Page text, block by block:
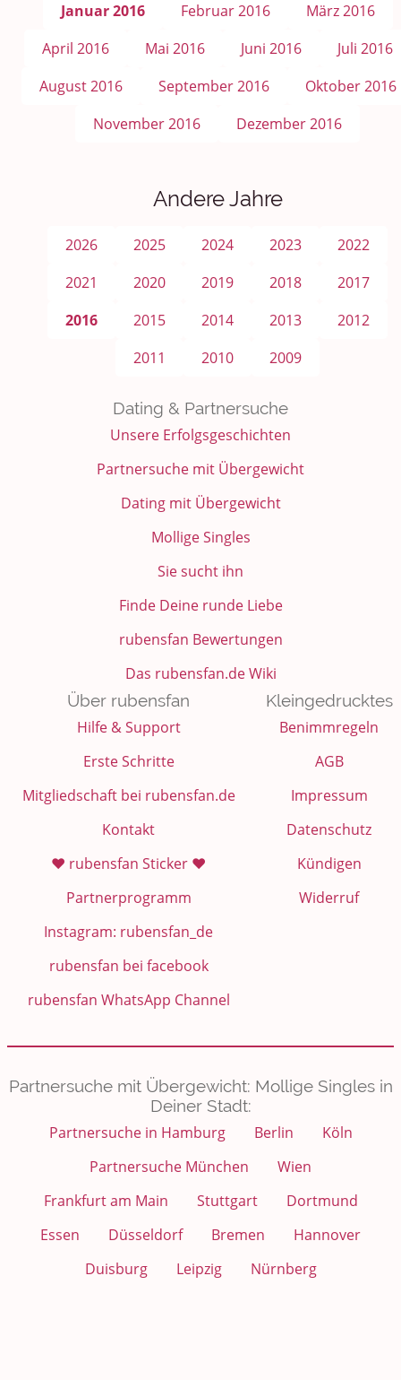
Januar 2016 Februar 2016
März 2016
April 2016
Mai 2016 Juni 2016
Juli 2016
August 2016
September 2016
Oktober 2016
November 2016
Dezember 2016
Andere Jahre
2026 2025 2024 2023
2022
2021
2020 2019 2018
2017
2016
2015 2014 2013
2012
2011
2010 2009
Dating & Partnersuche
Unsere Erfolgsgeschichten
Partnersuche mit Übergewicht
Dating mit Übergewicht
Mollige Singles
Sie sucht ihn
Finde Deine runde Liebe
rubensfan Bewertungen
Das rubensfan.de Wiki
Über rubensfan
Hilfe & Support
Erste Schritte
Mitgliedschaft bei rubensfan.de
Kontakt
❤️ rubensfan Sticker ❤️
Partnerprogramm
Instagram: rubensfan_de
rubensfan bei facebook
rubensfan WhatsApp Channel
Kleingedrucktes
Benimmregeln
AGB
Impressum
Datenschutz
Kündigen
Widerruf
Partnersuche mit Übergewicht: Mollige Singles in
Deiner Stadt:
Partnersuche in Hamburg
Berlin
Köln
Partnersuche München
Wien
Frankfurt am Main
Stuttgart
Dortmund
Essen
Düsseldorf Bremen
Hannover
Duisburg
Leipzig Nürnberg